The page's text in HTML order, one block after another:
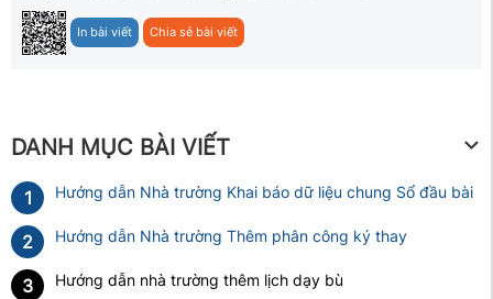
In bài viết Chia sẻ bài viết
DANH MỤC BÀI VIẾT
1 Hướng dẫn Nhà trường Khai báo dữ liệu chung Sổ đầu bài
2 Hướng dẫn Nhà trường Thêm phân công ký thay
3 Hướng dẫn nhà trường thêm lịch dạy bù